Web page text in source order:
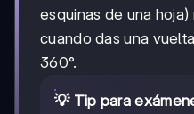
esquinas de una
cuando das una
360°.
💡 Tip para